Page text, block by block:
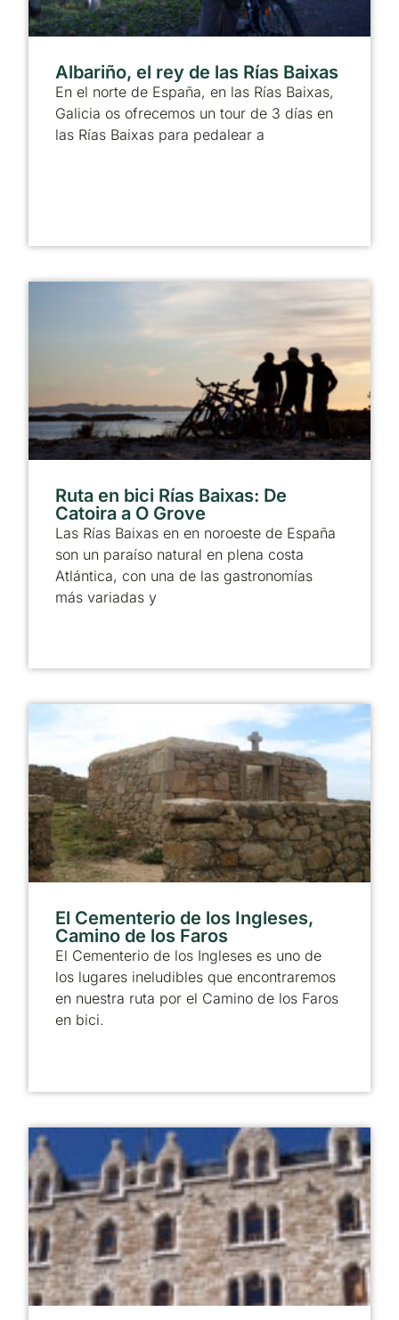
Albariño, el rey de las Rías Baixas
En el norte de España, en las Rías Baixas,
Galicia os ofrecemos un tour de 3 días en
las Rías Baixas para pedalear a
Ruta en bici Rías Baixas: De
Catoira a O Grove
Las Rías Baixas en en noroeste de España
son un paraíso natural en plena costa
Atlántica, con una de las gastronomías
más variadas y
El Cementerio de los Ingleses,
Camino de los Faros
El Cementerio de los Ingleses es uno de
los lugares ineludibles que encontraremos
en nuestra ruta por el Camino de los Faros
en bici.